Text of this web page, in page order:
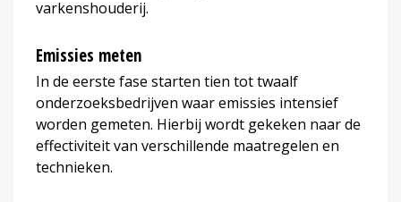
varkenshouderij.
Emissies meten
In de eerste fase starten tien tot twaalf
onderzoeksbedrijven waar emissies intensief
worden gemeten. Hierbij wordt gekeken naar de
effectiviteit van verschillende maatregelen en
technieken.